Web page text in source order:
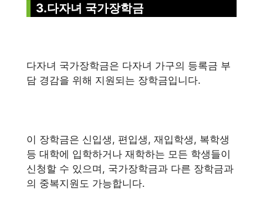
3.다자녀 국가장학금
다자녀 국가장학금은 다자녀 가구의 등록금 부
담 경감을 위해 지원되는 장학금입니다.
이 장학금은 신입생, 편입생, 재입학생, 복학생
등 대학에 입학하거나 재학하는 모든 학생들이
신청할 수 있으며, 국가장학금과 다른 장학금과
의 중복지원도 가능합니다.